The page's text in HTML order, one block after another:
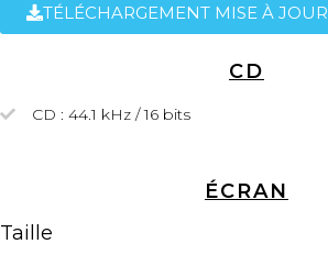
TÉLÉCHARGEMENT MISE À JOUR
CD
CD : 44.1 kHz / 16 bits
ÉCRAN
Taille